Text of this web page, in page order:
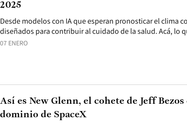
07 ENERO
Desde modelos con IA que esperan pronosticar el clima
diseñados para contribuir al cuidado de la salud. Acá, lo
2025
Así es New Glenn, el cohete de Jeff Bezos
dominio de SpaceX